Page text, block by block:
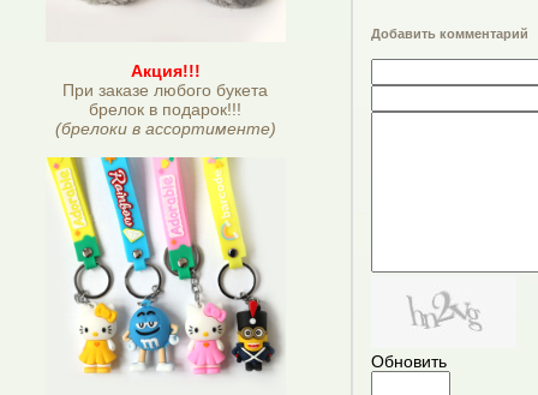
Акция!!!
При заказе любого букета
брелок в подарок!!!
(брелоки в ассортименте)
Добавить комментарий
Обновить